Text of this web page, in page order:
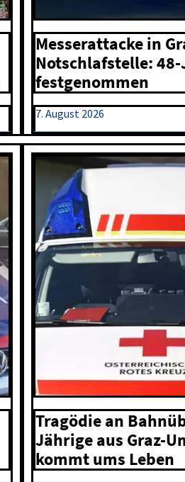
Messerattacke in
Notschlafstelle:
festgenommen
7. August 2026
Tragödie an
Jährige aus Graz-
kommt ums Leben